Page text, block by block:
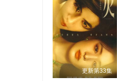
更新第33集